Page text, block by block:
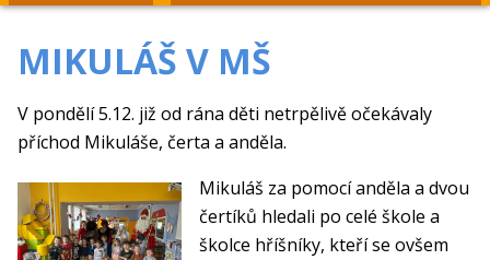
MIKULÁŠ V MŠ
V pondělí 5.12. již od rána děti netrpělivě očekávaly
příchod Mikuláše, čerta a anděla.
Mikuláš za pomocí anděla a dvou
čertíků hledali po celé škole a
školce hříšníky, kteří se ovšem